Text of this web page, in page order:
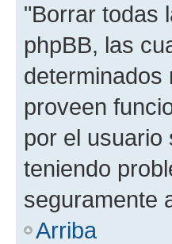
"Borrar todas
phpBB, las
determinados
proveen
por el usuario
teniendo
seguramente
Arriba